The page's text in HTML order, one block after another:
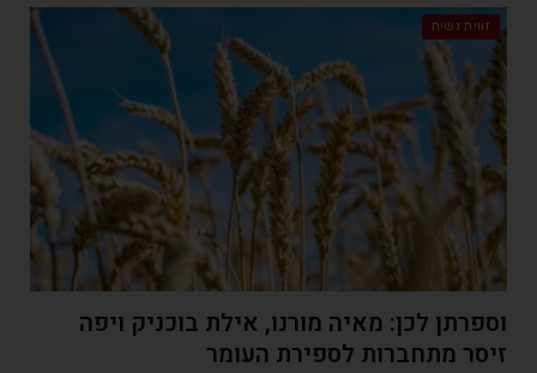
זווית נשית
וספרתן לכן: מאיה מורנו, אילת בוכניק ויפה
זיסר מתחברות לספירת העומר